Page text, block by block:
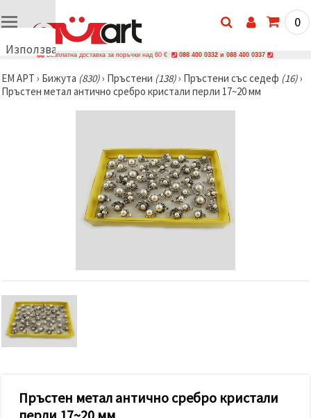
Използваме
🍪
Използваме
да
показваме
по-
релевантно
съдържание
и реклами,
включително
за анализ
0
Безплатна доставка за поръчки над 60 € 088 400 0332 и 088 400 0337
ЕМ АРТ › Бижутa (830)› Пръстени (138)› Пръстени със седеф (16)›
Пръстен метал антично сребро кристали перли 17~20 мм
Пръстен метал антично сребро кристали